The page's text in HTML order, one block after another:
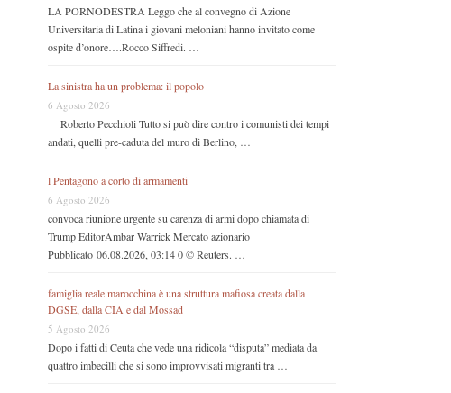
LA PORNODESTRA Leggo che al convegno di Azione
Universitaria di Latina i giovani meloniani hanno invitato come
ospite d’onore….Rocco Siffredi. …
La sinistra ha un problema: il popolo
6 Agosto 2026
Roberto Pecchioli Tutto si può dire contro i comunisti dei tempi
andati, quelli pre-caduta del muro di Berlino, …
l Pentagono a corto di armamenti
6 Agosto 2026
convoca riunione urgente su carenza di armi dopo chiamata di
Trump EditorAmbar Warrick Mercato azionario
Pubblicato 06.08.2026, 03:14 0 © Reuters. …
famiglia reale marocchina è una struttura mafiosa creata dalla
DGSE, dalla CIA e dal Mossad
5 Agosto 2026
Dopo i fatti di Ceuta che vede una ridicola “disputa” mediata da
quattro imbecilli che si sono improvvisati migranti tra …